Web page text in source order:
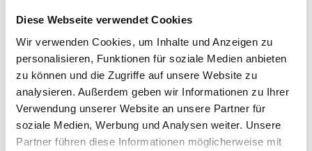
Diese Webseite verwendet Cookies
Wir verwenden Cookies, um Inhalte und Anzeigen zu
personalisieren, Funktionen für soziale Medien anbieten
zu können und die Zugriffe auf unsere Website zu
analysieren. Außerdem geben wir Informationen zu Ihrer
Verwendung unserer Website an unsere Partner für
soziale Medien, Werbung und Analysen weiter. Unsere
Partner führen diese Informationen möglicherweise mit
organisieren, Prioritäten setzen oder sich auf andere
sogar noch mehr in kürzerer Zeit erledigen!
Regelmäßig Sport treiben und
entspannen